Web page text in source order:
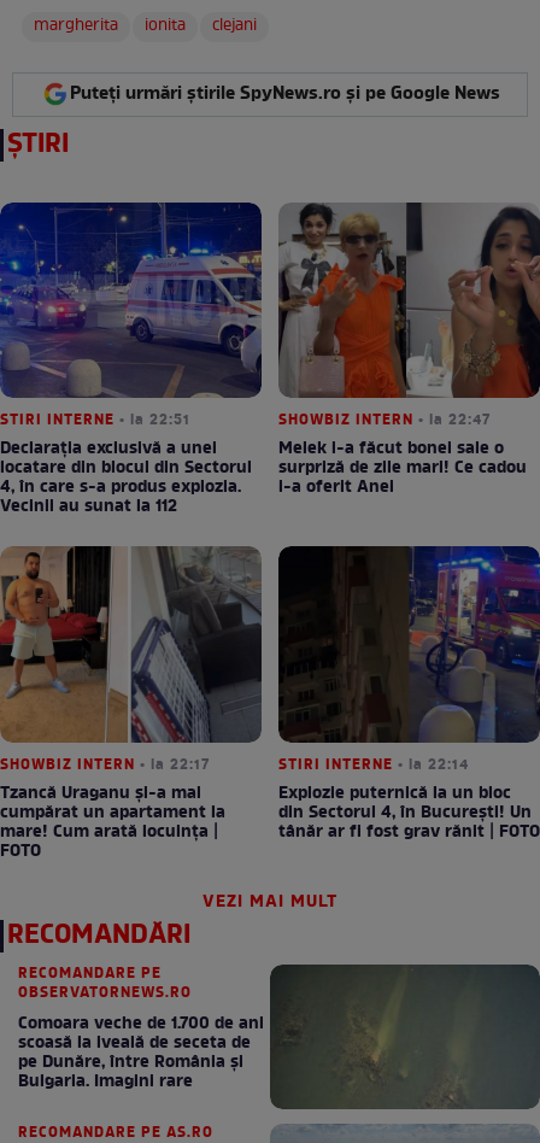
margherita ionita clejani
Puteți urmări știrile SpyNews.ro și pe Google News
ȘTIRI
STIRI INTERNE • la 22:51
Declarația exclusivă a unei
locatare din blocul din Sectorul
4, în care s-a produs explozia.
Vecinii au sunat la 112
SHOWBIZ INTERN • la 22:47
Melek i-a făcut bonei sale o
surpriză de zile mari! Ce cadou
i-a oferit Anei
SHOWBIZ INTERN • la 22:17
Tzancă Uraganu și-a mai
cumpărat un apartament la
mare! Cum arată locuința |
FOTO
STIRI INTERNE • la 22:14
Explozie puternică la un bloc
din Sectorul 4, în București! Un
tânăr ar fi fost grav rănit | FOTO
VEZI MAI MULT
RECOMANDĂRI
RECOMANDARE PE
OBSERVATORNEWS.RO
Comoara veche de 1.700 de ani
scoasă la iveală de seceta de
pe Dunăre, între România şi
Bulgaria. Imagini rare
RECOMANDARE PE AS.RO